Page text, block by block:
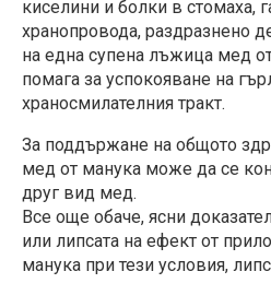
киселини и болки в стомаха,
хранопровода, раздразнено
на една супена лъжица мед
помага за успокояване на
храносмилателния тракт.
За поддържане на общото
мед от манука може да се
друг вид мед.
Все още обаче, ясни
или липсата на ефект от
манука при тези условия,